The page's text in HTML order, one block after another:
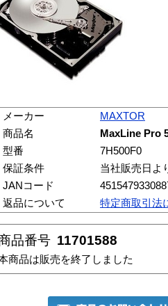
メーカー
MAXTOR
商品名
MaxLine Pro
型番
7H500F0
保証条件
当社販売日よ
JANコード
返品について
特定商取引法
品番号 11701588
商品は販売を終了しました